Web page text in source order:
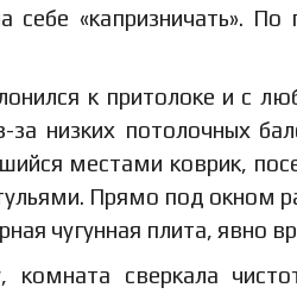
себе «капризничать».
к притолоке и с
за низких потолочных
местами коврик,
Прямо под окном
чугунная плита, явно
комната сверкала